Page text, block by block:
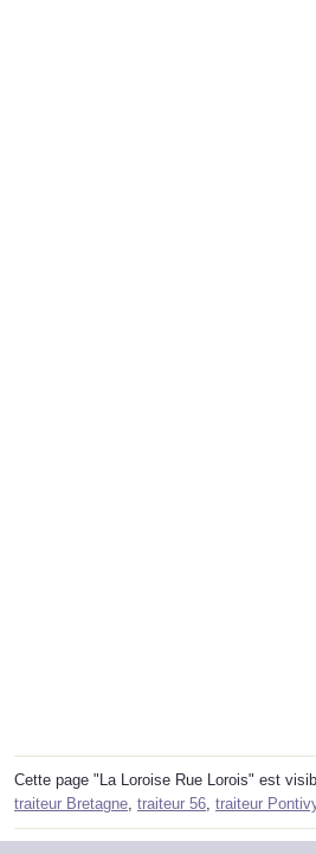
Cette page "La Loroise Rue Lorois" est
traiteur Bretagne traiteur 56 traiteur